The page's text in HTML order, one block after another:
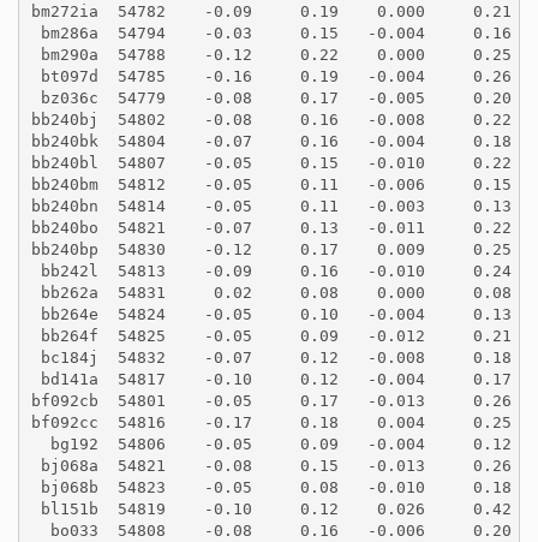
bm272ia  54782    -0.09     0.19    0.000     0.21
bm286a  54794    -0.03     0.15   -0.004     0.16
bm290a  54788    -0.12     0.22    0.000     0.25
bt097d  54785    -0.16     0.19   -0.004     0.26
bz036c  54779    -0.08     0.17   -0.005     0.20
bb240bj  54802    -0.08     0.16   -0.008     0.22
bb240bk  54804    -0.07     0.16   -0.004     0.18
bb240bl  54807    -0.05     0.15   -0.010     0.22
bb240bm  54812    -0.05     0.11   -0.006     0.15
bb240bn  54814    -0.05     0.11   -0.003     0.13
bb240bo  54821    -0.07     0.13   -0.011     0.22
bb240bp  54830    -0.12     0.17    0.009     0.25
bb242l  54813    -0.09     0.16   -0.010     0.24
bb262a  54831     0.02     0.08    0.000     0.08
bb264e  54824    -0.05     0.10   -0.004     0.13
bb264f  54825    -0.05     0.09   -0.012     0.21
bc184j  54832    -0.07     0.12   -0.008     0.18
bd141a  54817    -0.10     0.12   -0.004     0.17
bf092cb  54801    -0.05     0.17   -0.013     0.26
bf092cc  54816    -0.17     0.18    0.004     0.25
  bg192  54806    -0.05     0.09   -0.004     0.12
bj068a  54821    -0.08     0.15   -0.013     0.26
bj068b  54823    -0.05     0.08   -0.010     0.18
bl151b  54819    -0.10     0.12    0.026     0.42
  bo033  54808    -0.08     0.16   -0.006     0.20